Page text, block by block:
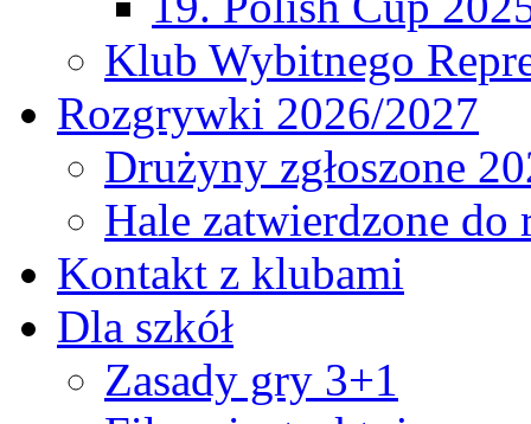
Klub Wybitnego
Rozgrywki 2026/2027
Drużyny zgłoszone
Hale zatwierdzone
Kontakt z klubami
Dla szkół
Zasady gry 3+1